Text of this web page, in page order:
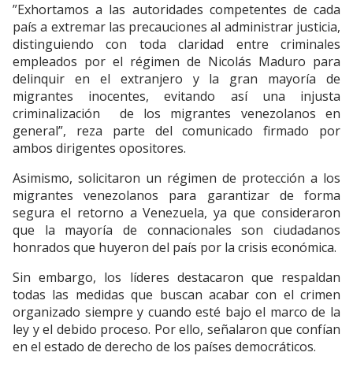
”Exhortamos a las autoridades competentes de cada
país a extremar las precauciones al administrar justicia,
distinguiendo con toda claridad entre criminales
empleados por el régimen de Nicolás Maduro para
delinquir en el extranjero y la gran mayoría de
migrantes inocentes, evitando así una injusta
criminalización de los migrantes venezolanos en
general”, reza parte del comunicado firmado por
ambos dirigentes opositores.
Asimismo, solicitaron un régimen de protección a los
migrantes venezolanos para garantizar de forma
segura el retorno a Venezuela, ya que consideraron
que la mayoría de connacionales son ciudadanos
honrados que huyeron del país por la crisis económica.
Sin embargo, los líderes destacaron que respaldan
todas las medidas que buscan acabar con el crimen
organizado siempre y cuando esté bajo el marco de la
ley y el debido proceso. Por ello, señalaron que confían
en el estado de derecho de los países democráticos.